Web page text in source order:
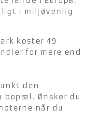
i miljøvenlig
koster 49
for mere end
den
bopæl. Ønsker du
når du